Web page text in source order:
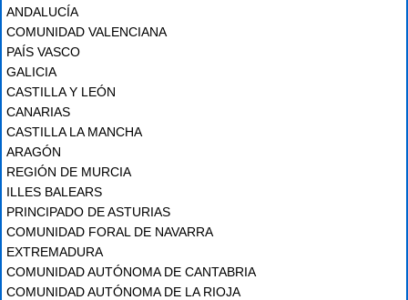
ANDALUCÍA
COMUNIDAD VALENCIANA
PAÍS VASCO
GALICIA
CASTILLA Y LEÓN
CANARIAS
CASTILLA LA MANCHA
ARAGÓN
REGIÓN DE MURCIA
ILLES BALEARS
PRINCIPADO DE ASTURIAS
COMUNIDAD FORAL DE NAVARRA
EXTREMADURA
COMUNIDAD AUTÓNOMA DE CANTABRIA
COMUNIDAD AUTÓNOMA DE LA RIOJA